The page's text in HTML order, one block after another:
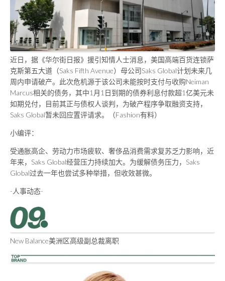
近日，据《华尔街日报》援引知情人士消息，美国高端百货连锁萨
克斯第五大道（Saks Fifth Avenue）母公司Saks Global计划未来几
周内申请破产。此次危机源于该公司未能按时支付与收购Neiman
Marcus相关的债务，其中1月1日到期的债券利息付款超1亿美元未
如期兑付，目前其正与债权人谈判，为破产程序争取融资支持，
Saks Global暂未回应置评请求。（Fashion有料）
小编评：
受通胀高企、劳动力市场疲软、奢侈品消费需求复苏乏力影响，近
年来，Saks Global经营压力持续加大。为缓解债务压力，Saks
Global过去一年也尝试多种举措，但收效甚微。
-人事动态-
New Balance美洲区高级副总裁离职